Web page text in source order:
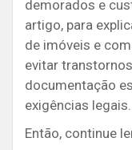
demorados e
artigo, para
de imóveis e
evitar
documentação
exigências legais.
Então, continue